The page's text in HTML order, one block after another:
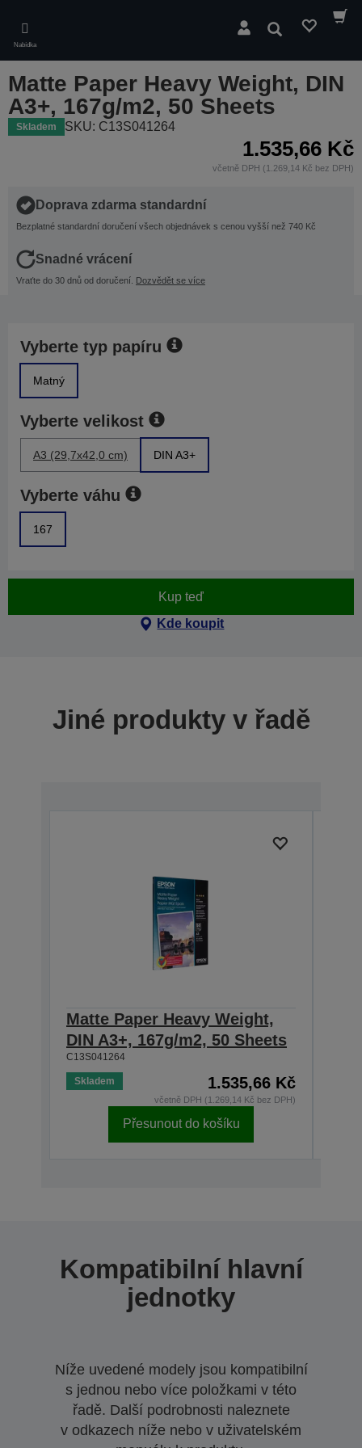
main
content
Nabídka
Hledat
Matte Paper Heavy Weight, DIN
A3+, 167g/m2, 50 Sheets
Skladem SKU: C13S041264
1.535,66 Kč
včetně DPH (1.269,14 Kč bez DPH)
Doprava zdarma standardní
Bezplatné standardní doručení všech objednávek s cenou vyšší než 740 Kč
Snadné vrácení
Vraťte do 30 dnů od doručení. Dozvědět se více
Vyberte typ papíru
Matný
Vyberte velikost
A3 (29,7x42,0 cm) DIN A3+
Vyberte váhu
167
Kup teď
Kde koupit
Jiné produkty v řadě
Matte Paper Heavy Weight,
DIN A3+, 167g/m2, 50 Sheets
C13S041264
Skladem 1.535,66 Kč
včetně DPH (1.269,14 Kč bez DPH)
Přesunout do košíku
Kompatibilní hlavní
jednotky
Níže uvedené modely jsou kompatibilní
s jednou nebo více položkami v této
řadě. Další podrobnosti naleznete
v odkazech níže nebo v uživatelském